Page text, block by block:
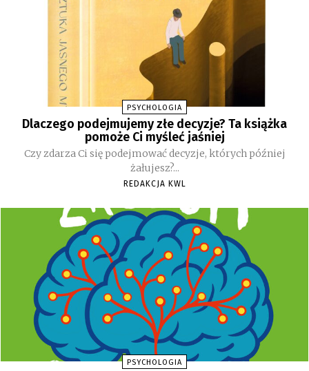
PSYCHOLOGIA
Dlaczego podejmujemy złe decyzje? Ta książka
pomoże Ci myśleć jaśniej
Czy zdarza Ci się podejmować decyzje, których później
żałujesz?...
REDAKCJA KWL
PSYCHOLOGIA